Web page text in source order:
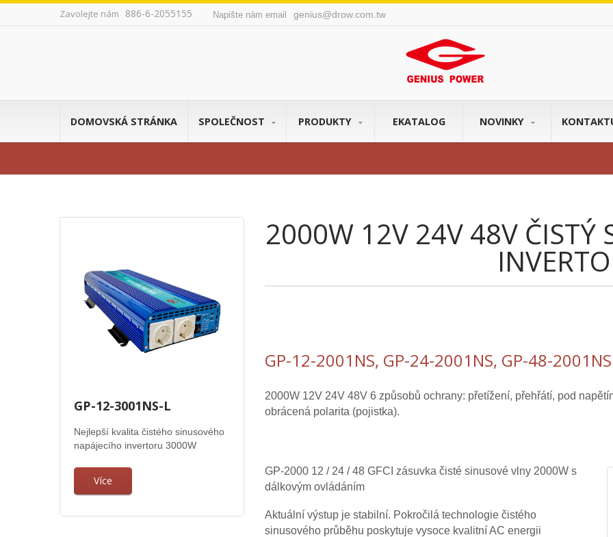
Zavolejte nám 886-6-2055155 Napište nám email genius@drow.com.tw
DOMOVSKÁ STRÁNKA SPOLEČNOST PRODUKTY EKATALOG NOVINKY
GP-12-3001NS-L
Nejlepší kvalita čistého sinusového
napájecího invertoru 3000W
Více
2000W 12V 24V 48V ČISTÝ
GP-12-2001NS, GP-24-2001NS, GP-48-2001NS
2000W 12V 24V 48V 6 způsobů ochrany: přetížení, přehřátí, pod
obrácená polarita (pojistka).
GP-2000 12 / 24 / 48 GFCI zásuvka čisté sinusové vlny 2000W s
dálkovým ovládáním
Aktuální výstup je stabilní. Pokročilá technologie čistého
sinusového průběhu poskytuje vysoce kvalitní AC energii